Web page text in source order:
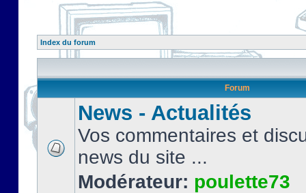
Index du forum
Forum
News - Actualités
Vos commentaires et
news du site ...
Modérateur: poulette73